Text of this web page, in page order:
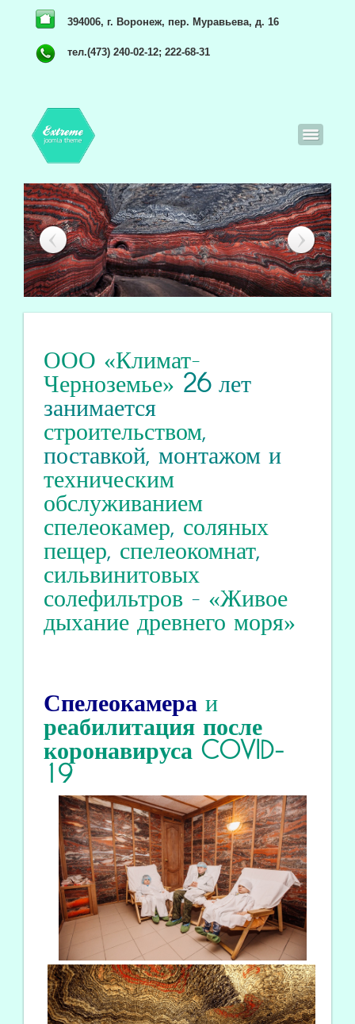
394006, г. Воронеж, пер. Муравьева, д. 16
тел.(473) 240-02-12; 222-68-31
ООО «Климат-
Черноземье» 26лет
занимается
строительством,
поставкой, монтажом и
техническим
обслуживанием
спелеокамер, соляных
пещер, спелеокомнат,
сильвинитовых
солефильтров - «Живое
дыхание древнего моря»
Спелеокамера и
реабилитацияпосле
коронавируса COVID-
19